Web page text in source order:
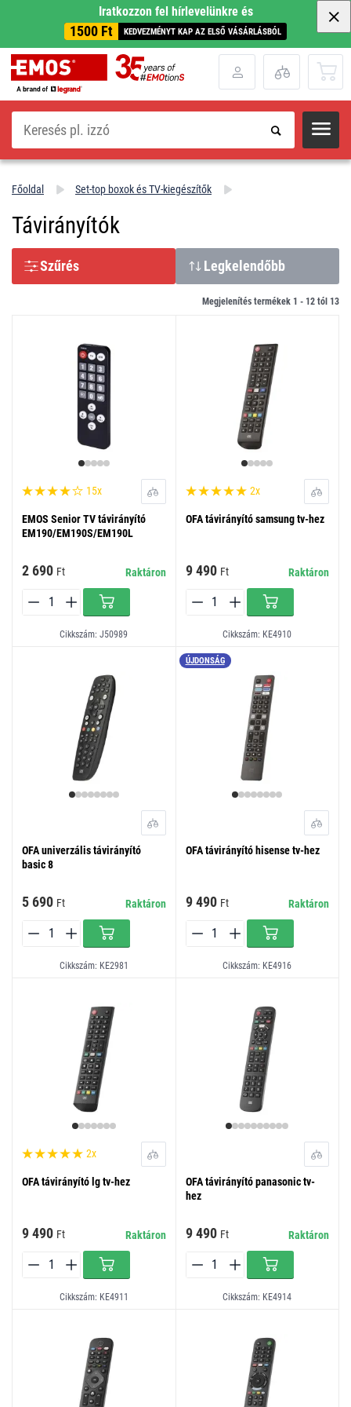
Iratkozzon fel hírlevelünkre és
1500 Ft KEDVEZMÉNYT KAP AZ ELSŐ VÁSÁRLÁSBÓL
Keresés
Főoldal Set-top boxok és TV-kiegészítők
Távirányítók
Szűrés Legkelendőbb
Megjelenítés termékek 1 - 12 tól 13
15x
EMOS Senior TV távirányító
EM190/EM190S/EM190L
2 690 Ft Raktáron
Cikkszám: J50989
2x
OFA távirányító samsung tv-hez
9 490 Ft Raktáron
Cikkszám: KE4910
OFA univerzális távirányító
basic 8
5 690 Ft Raktáron
Cikkszám: KE2981
ÚJDONSÁG
OFA távirányító hisense tv-hez
9 490 Ft Raktáron
Cikkszám: KE4916
2x
OFA távirányító lg tv-hez
9 490 Ft Raktáron
Cikkszám: KE4911
OFA távirányító panasonic tv-
hez
9 490 Ft Raktáron
Cikkszám: KE4914